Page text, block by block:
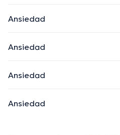
Ansiedad
Ansiedad
Ansiedad
Ansiedad